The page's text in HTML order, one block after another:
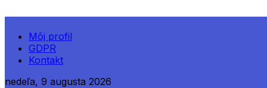
Môj profil
GDPR
Kontakt
nedeľa, 9 augusta 2026